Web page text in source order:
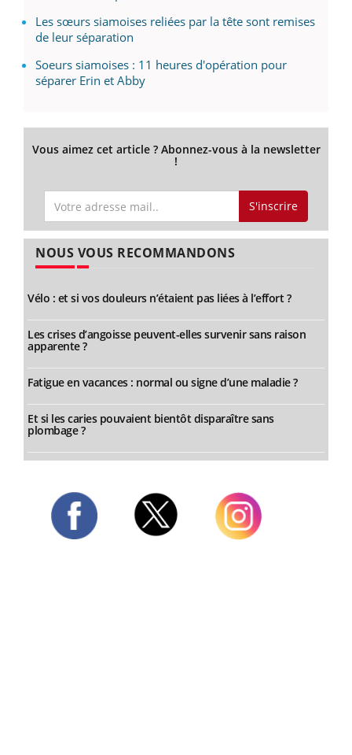
Les sœurs siamoises reliées par la tête sont remises
de leur séparation
Soeurs siamoises : 11 heures d'opération pour
séparer Erin et Abby
Vous aimez cet article ? Abonnez-vous à la newsletter
!
S'inscrire
NOUS VOUS RECOMMANDONS
Vélo : et si vos douleurs n’étaient pas liées à l’effort ?
Les crises d’angoisse peuvent-elles survenir sans raison
apparente ?
Fatigue en vacances : normal ou signe d’une maladie ?
Et si les caries pouvaient bientôt disparaître sans
plombage ?